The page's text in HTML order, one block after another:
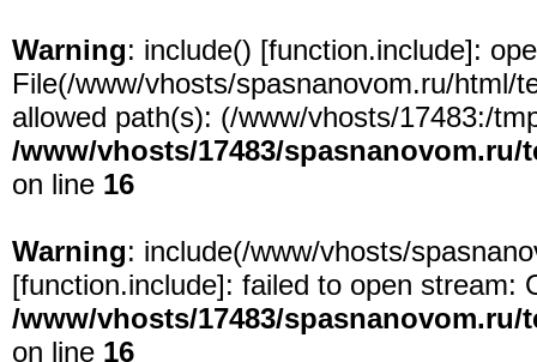
Warning: include() [function.include]:
File(/www/vhosts/spasnanovom.ru/html/
allowed path(s): (/www/vhosts/17483:/
/www/vhosts/17483/
on line 16
Warning: include(/www/vhosts/
[function.include]: failed to open stream:
/www/vhosts/17483/
on line 16